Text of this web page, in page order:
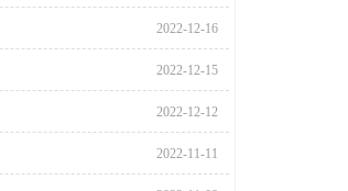
2022-12-16
2022-12-15
2022-12-12
2022-11-11